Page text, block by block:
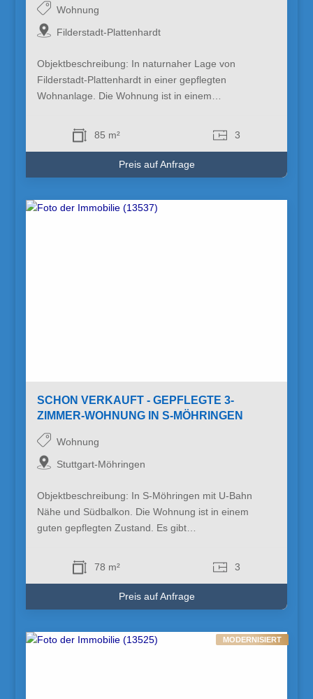
Wohnung
Filderstadt-Plattenhardt
Objektbeschreibung: In naturnaher Lage von
Filderstadt-Plattenhardt in einer gepflegten
Wohnanlage. Die Wohnung ist in einem…
85 m² 3
Preis auf Anfrage
SCHON VERKAUFT - GEPFLEGTE 3-
ZIMMER-WOHNUNG IN S-MÖHRINGEN
Wohnung
Stuttgart-Möhringen
Objektbeschreibung: In S-Möhringen mit U-Bahn
Nähe und Südbalkon. Die Wohnung ist in einem
guten gepflegten Zustand. Es gibt…
78 m² 3
Preis auf Anfrage
MODERNISIERT